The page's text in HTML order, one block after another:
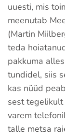
uuesti, mis
meenutab
(Martin
teda
pakkuma
tundidel, siis
kas nüüd
sest
varem
talle metsa